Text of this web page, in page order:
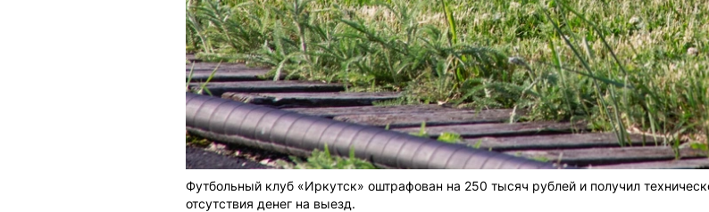
Футбольный клуб «Иркутск» оштрафован на 250 тысяч рублей и получил
отсутствия денег на выезд.